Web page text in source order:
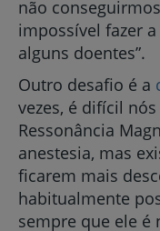
não
impossível fazer
alguns doentes”.
Outro desafio é a
vezes, é difícil
Ressonância
anestesia, mas
ficarem mais
habitualmente
sempre que ele é